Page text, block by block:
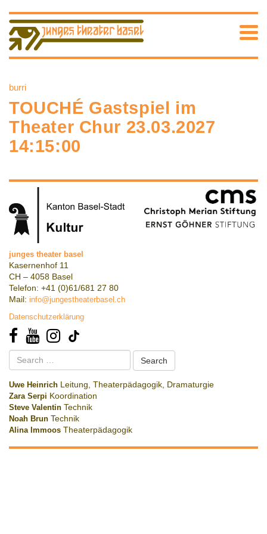
burri
TOUCHÉ Gastspiel im
Theater Chur 23.03.2027
14:15:00
junges theater basel
Kasernenhof 11
CH – 4058 Basel
Telefon: +41 (0)61/681 27 80
Mail: info@jungestheaterbasel.ch
Datenschutzerklärung
Search
for:
Uwe Heinrich Leitung, Theaterpädagogik, Dramaturgie
Zara Serpi Koordination
Steve Valentin Technik
Noah Brun Technik
Alina Immoos Theaterpädagogik